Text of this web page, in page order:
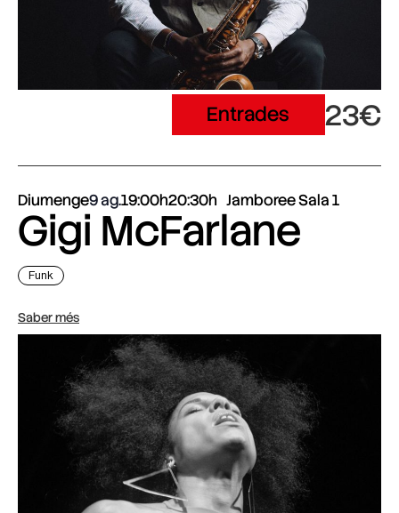
Entrades 23€
Diumenge9 ag.19:00h20:30h Jamboree Sala 1
Gigi McFarlane
Funk
Saber més